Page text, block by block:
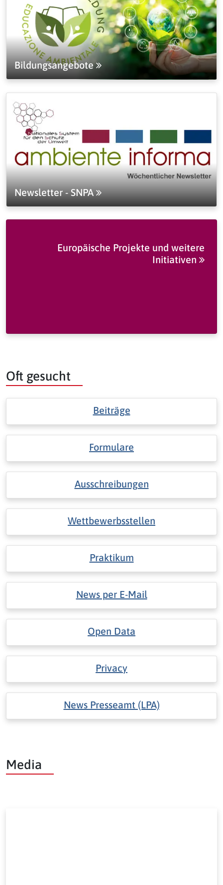
Bildungsangebote
Newsletter - SNPA
Europäische Projekte und weitere
Initiativen
Oft gesucht
Beiträge
Formulare
Ausschreibungen
Wettbewerbsstellen
Praktikum
News per E-Mail
Open Data
Privacy
News Presseamt (LPA)
Media